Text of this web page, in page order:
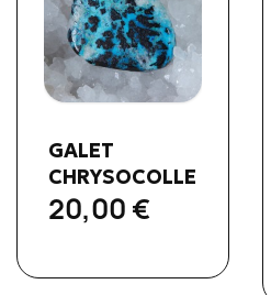
GALET
CHRYSOCOLLE
20,00 €